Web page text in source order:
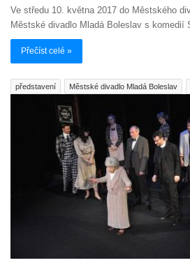
Ve středu 10. května 2017 do Městského
Městské divadlo Mladá Boleslav s
Přečíst celé »
představení Městské divadlo Mladá Boleslav